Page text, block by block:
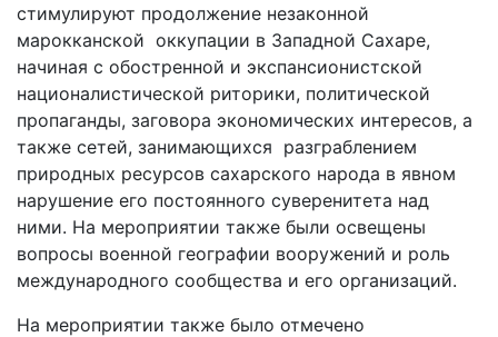
стимулируют продолжение незаконной
марокканской оккупации в Западной Сахаре,
начиная с обостренной и экспансионистской
националистической риторики, политической
пропаганды, заговора экономических интересов, а
также сетей, занимающихся разграблением
природных ресурсов сахарского народа в явном
нарушение его постоянного суверенитета над
ними. На мероприятии также были освещены
вопросы военной географии вооружений и роль
международного сообщества и его организаций.
На мероприятии также было отмечено